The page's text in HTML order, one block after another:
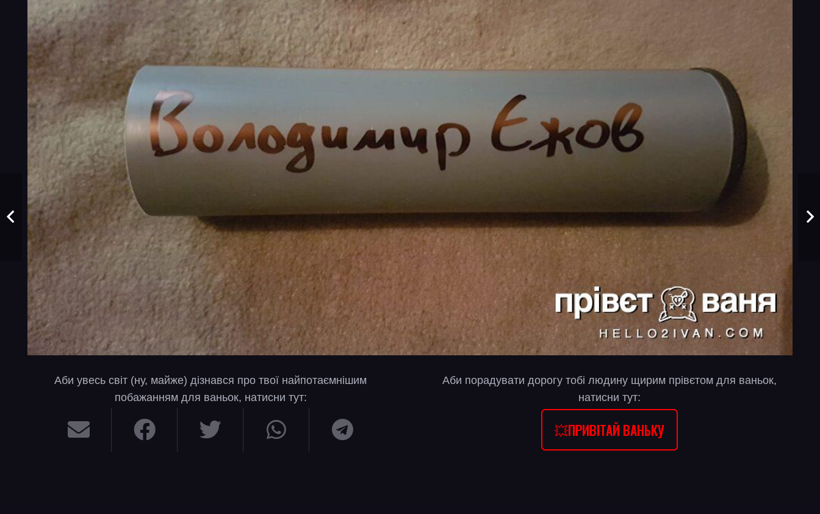
Аби увесь світ (ну, майже) дізнався про твої найпотаємнішим
побажанням для ваньок, натисни тут:
Аби порадувати дорогу тобі людину щирим прівєтом для ваньок,
натисни тут:
💥ПРИВІТАЙ ВАНЬКУ